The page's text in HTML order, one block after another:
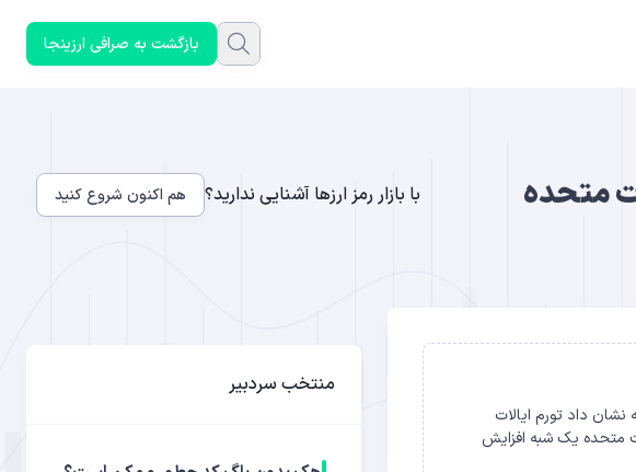
بازگشت به صرافی ارزینجا
متحده با بازار رمز ارزها آشنایی ندارید؟ هم اکنون شروع کنید
داد تورم ایالات
بازارهای سهام ایالات متحده یک شبه افزایش
منتخب سردبیر